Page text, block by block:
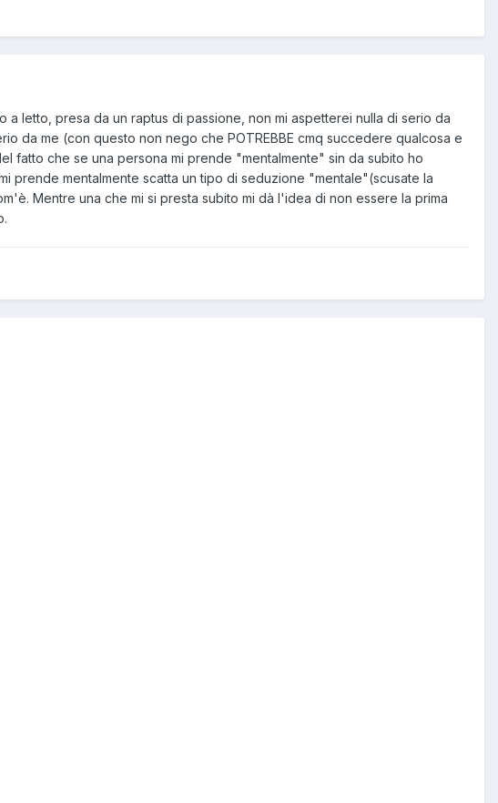
letto, presa da un raptus di passione, non mi aspetterei nulla di serio da
da me (con questo non nego che POTREBBE cmq succedere qualcosa e
fatto che se una persona mi prende "mentalmente" sin da subito ho
prende mentalmente scatta un tipo di seduzione "mentale"(scusate la
Mentre una che mi si presta subito mi dà l'idea di non essere la prima